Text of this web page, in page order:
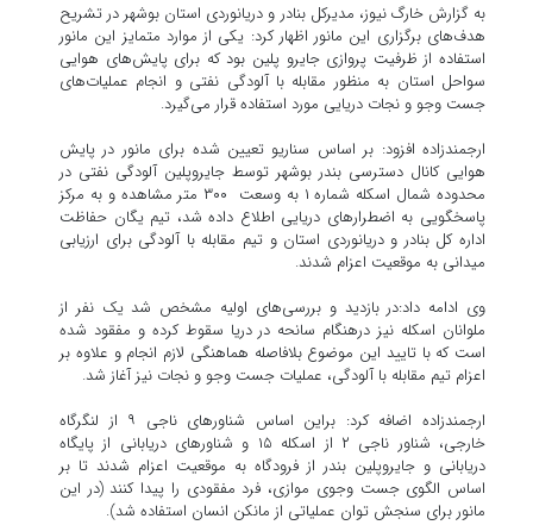
به گزارش خارگ نیوز، مدیرکل بنادر و دریانوردی استان بوشهر در تشریح
هدف‌های برگزاری این مانور اظهار کرد: یکی از موارد متمایز این مانور
استفاده از ظرفیت پروازی جایرو پلین بود که برای پایش‌های هوایی
سواحل استان به منظور مقابله با آلودگی نفتی و انجام عملیات‌های
جست وجو و نجات دریایی مورد استفاده قرار می‌گیرد.
ارجمندزاده افزود: بر اساس سناریو تعیین شده برای مانور در پایش
هوایی کانال دسترسی بندر بوشهر توسط جایروپلین آلودگی نفتی در
محدوده شمال اسکله شماره ۱ به وسعت ۳۰۰ متر مشاهده و به مرکز
پاسخگویی به اضطرارهای دریایی اطلاع داده شد، تیم یگان حفاظت
اداره کل بنادر و دریانوردی استان و تیم مقابله با آلودگی برای ارزیابی
میدانی به موقعیت اعزام شدند.
وی ادامه داد:در بازدید و بررسی‌های اولیه مشخص شد یک نفر از
ملوانان اسکله نیز درهنگام سانحه در دریا سقوط کرده و مفقود شده
است که با تایید این موضوع بلافاصله هماهنگی لازم انجام و علاوه بر
اعزام تیم مقابله با آلودگی، عملیات جست وجو و نجات نیز آغاز شد.
ارجمندزاده اضافه کرد: براین اساس شناورهای ناجی ۹ از لنگرگاه
خارجی، شناور ناجی ۲ از اسکله ۱۵ و شناورهای دریابانی از پایگاه
دریابانی و جایروپلین بندر از فرودگاه به موقعیت اعزام شدند تا بر
اساس الگوی جست وجوی موازی، فرد مفقودی را پیدا کنند (در این
مانور برای سنجش توان عملیاتی از مانکن انسان استفاده شد).